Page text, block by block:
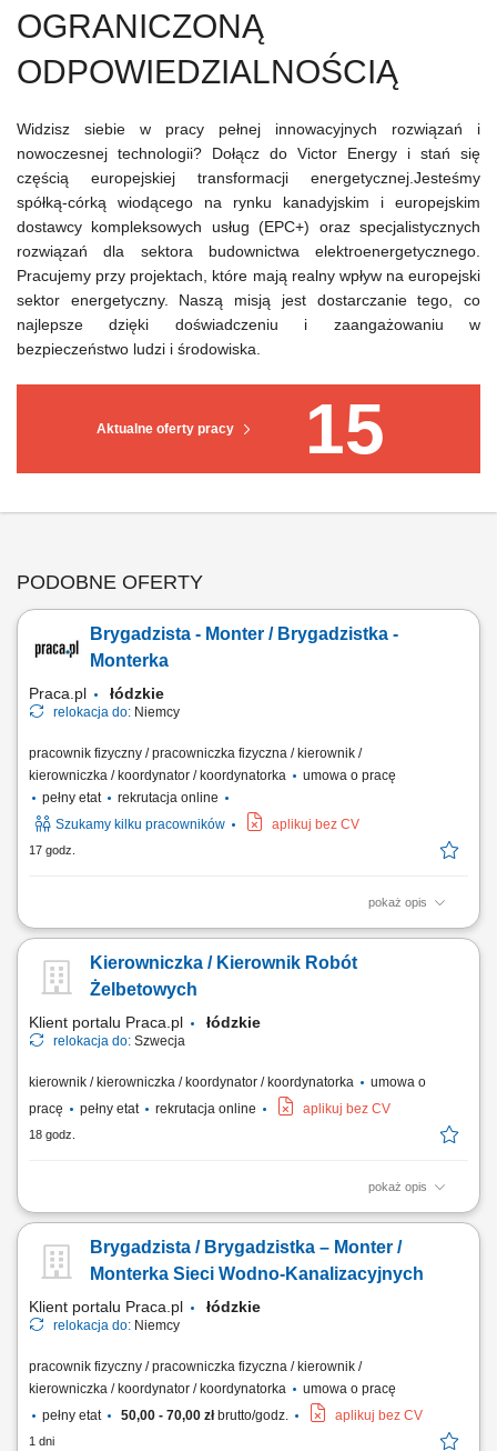
OGRANICZONĄ
ODPOWIEDZIALNOŚCIĄ
Aktualne oferty pracy 15
Widzisz siebie w pracy pełnej innowacyjnych rozwiązań i
nowoczesnej technologii? Dołącz do Victor Energy i stań się
częścią europejskiej transformacji energetycznej.Jesteśmy
spółką-córką wiodącego na rynku kanadyjskim i europejskim
dostawcy kompleksowych usług (EPC+) oraz specjalistycznych
rozwiązań dla sektora budownictwa elektroenergetycznego.
Pracujemy przy projektach, które mają realny wpływ na europejski
sektor energetyczny. Naszą misją jest dostarczanie tego, co
najlepsze dzięki doświadczeniu i zaangażowaniu w
bezpieczeństwo ludzi i środowiska.
PODOBNE OFERTY
Brygadzista - Monter / Brygadzistka -
Monterka
Praca.pl łódzkie
relokacja do: Niemcy
pracownik fizyczny / pracowniczka fizyczna / kierownik /
kierowniczka / koordynator / koordynatorka
umowa o pracę
pełny etat
rekrutacja online
Szukamy kilku pracowników
aplikuj bez CV
17 godz.
pokaż opis
Zakres obowiązków: Budowa i montaż zewnętrznych sieci wodno-
podstawie dokumentacji technicznej; Obsługa niwelatora tradycyjnego
oraz laserowego; Dbałość o terminowość i jakość realizowanych prac;
Kierowniczka / Kierownik Robót
Żelbetowych
Klient portalu Praca.pl łódzkie
relokacja do: Szwecja
kierownik / kierowniczka / koordynator / koordynatorka
umowa o
pracę
pełny etat rekrutacja online aplikuj bez CV
18 godz.
pokaż opis
Kierowanie i nadzór nad pracami żelbetowymi na budowie zgodnie z
pracy zespołów wykonawczych oraz podwykonawców. Weryfikacja
dokumentacji technicznej oraz bieżące reagowanie na zmiany
Brygadzista / Brygadzistka – Monter /
Monterka Sieci Wodno-Kanalizacyjnych
Klient portalu Praca.pl łódzkie
relokacja do: Niemcy
pracownik fizyczny / pracowniczka fizyczna / kierownik /
kierowniczka / koordynator / koordynatorka
umowa o pracę
pełny etat
50,00 - 70,00 złbrutto/godz. aplikuj bez CV
1 dni